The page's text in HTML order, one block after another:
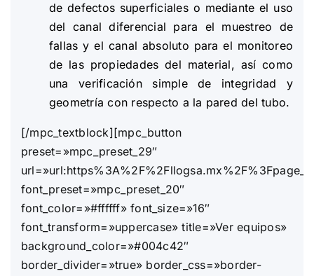
de defectos superficiales o mediante el uso
del canal diferencial para el muestreo de
fallas y el canal absoluto para el monitoreo
de las propiedades del material, así como
una verificación simple de integridad y
geometría con respecto a la pared del tubo.
[/mpc_textblock][mpc_button
preset=»mpc_preset_29″
font_preset=»mpc_preset_20″
font_color=»#ffffff» font_size=»16″
font_transform=»uppercase» title=»Ver equipos»
background_color=»#004c42″
border_divider=»true» border_css=»border-